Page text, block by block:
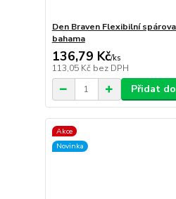
Den Braven Flexibilní
bahama
136,79 Kč/ks
113,05 Kč bez DPH
Přidat
Akce
Novinka